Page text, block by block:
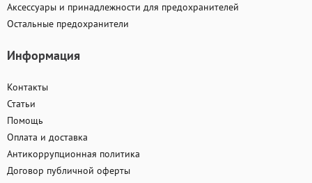
Аксессуары и принадлежности для предохранителей
Остальные предохранители
Информация
Контакты
Статьи
Помощь
Оплата и доставка
Антикоррупционная политика
Договор публичной оферты